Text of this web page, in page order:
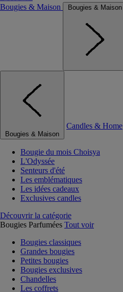
Bougies & Maison
Bougies & Maison
Bougies & Maison
Candles & Home
Bougie du mois Choisya
L'Odyssée
Senteurs d'été
Les emblématiques
Les idées cadeaux
Exclusives candles
Découvrir la catégorie
Bougies Parfumées Tout voir
Bougies classiques
Grandes bougies
Petites bougies
Bougies exclusives
Chandelles
Les coffrets